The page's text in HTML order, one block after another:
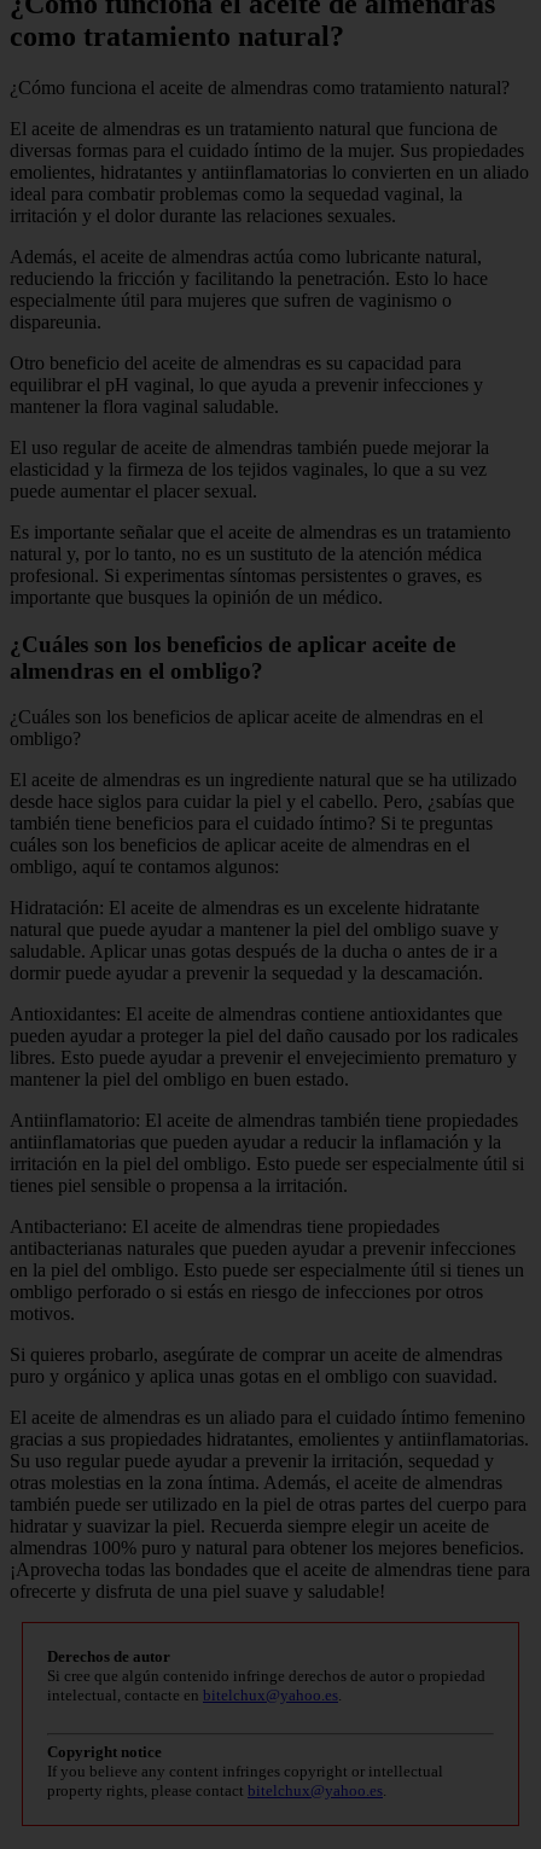
como tratamiento natural?
¿Cómo funciona el aceite de almendras como tratamiento natural?
El aceite de almendras es un tratamiento natural que funciona de
diversas formas para el cuidado íntimo de la mujer. Sus propiedades
emolientes, hidratantes y antiinflamatorias lo convierten en un aliado
ideal para combatir problemas como la sequedad vaginal, la
irritación y el dolor durante las relaciones sexuales.
Además, el aceite de almendras actúa como lubricante natural,
reduciendo la fricción y facilitando la penetración. Esto lo hace
especialmente útil para mujeres que sufren de vaginismo o
dispareunia.
Otro beneficio del aceite de almendras es su capacidad para
equilibrar el pH vaginal, lo que ayuda a prevenir infecciones y
mantener la flora vaginal saludable.
El uso regular de aceite de almendras también puede mejorar la
elasticidad y la firmeza de los tejidos vaginales, lo que a su vez
puede aumentar el placer sexual.
Es importante señalar que el aceite de almendras es un tratamiento
natural y, por lo tanto, no es un sustituto de la atención médica
profesional. Si experimentas síntomas persistentes o graves, es
importante que busques la opinión de un médico.
¿Cuáles son los beneficios de aplicar aceite de
almendras en el ombligo?
¿Cuáles son los beneficios de aplicar aceite de almendras en el
ombligo?
El aceite de almendras es un ingrediente natural que se ha utilizado
desde hace siglos para cuidar la piel y el cabello. Pero, ¿sabías que
también tiene beneficios para el cuidado íntimo? Si te preguntas
cuáles son los beneficios de aplicar aceite de almendras en el
ombligo, aquí te contamos algunos:
Hidratación: El aceite de almendras es un excelente hidratante
natural que puede ayudar a mantener la piel del ombligo suave y
saludable. Aplicar unas gotas después de la ducha o antes de ir a
dormir puede ayudar a prevenir la sequedad y la descamación.
Antioxidantes: El aceite de almendras contiene antioxidantes que
pueden ayudar a proteger la piel del daño causado por los radicales
libres. Esto puede ayudar a prevenir el envejecimiento prematuro y
mantener la piel del ombligo en buen estado.
Antiinflamatorio: El aceite de almendras también tiene propiedades
antiinflamatorias que pueden ayudar a reducir la inflamación y la
irritación en la piel del ombligo. Esto puede ser especialmente útil si
tienes piel sensible o propensa a la irritación.
Antibacteriano: El aceite de almendras tiene propiedades
antibacterianas naturales que pueden ayudar a prevenir infecciones
en la piel del ombligo. Esto puede ser especialmente útil si tienes un
ombligo perforado o si estás en riesgo de infecciones por otros
motivos.
Si quieres probarlo, asegúrate de comprar un aceite de almendras
puro y orgánico y aplica unas gotas en el ombligo con suavidad.
El aceite de almendras es un aliado para el cuidado íntimo femenino
gracias a sus propiedades hidratantes, emolientes y antiinflamatorias.
Su uso regular puede ayudar a prevenir la irritación, sequedad y
otras molestias en la zona íntima. Además, el aceite de almendras
también puede ser utilizado en la piel de otras partes del cuerpo para
hidratar y suavizar la piel. Recuerda siempre elegir un aceite de
almendras 100% puro y natural para obtener los mejores beneficios.
¡Aprovecha todas las bondades que el aceite de almendras tiene para
ofrecerte y disfruta de una piel suave y saludable!
Derechos de autor
Si cree que algún contenido infringe derechos de autor o propiedad
intelectual, contacte en bitelchux@yahoo.es.
Copyright notice
If you believe any content infringes copyright or intellectual
property rights, please contact bitelchux@yahoo.es.